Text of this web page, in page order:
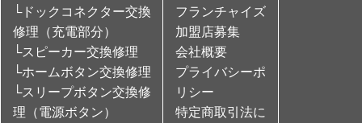
└ドックコネクター交換
修理（充電部分）
└スピーカー交換修理
└ホームボタン交換修理
└スリープボタン交換修
理（電源ボタン）
フランチャイズ
加盟店募集
会社概要
プライバシーポ
リシー
特定商取引法に